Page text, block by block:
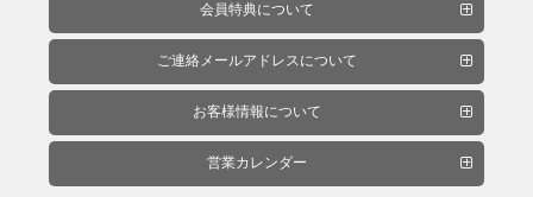
会員特典について
ご連絡メールアドレスについて
お客様情報について
営業カレンダー